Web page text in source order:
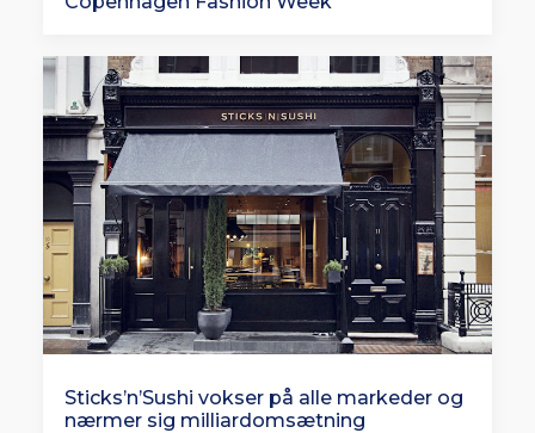
Sticks’n’Sushi vokser på alle markeder og
nærmer sig milliardomsætning